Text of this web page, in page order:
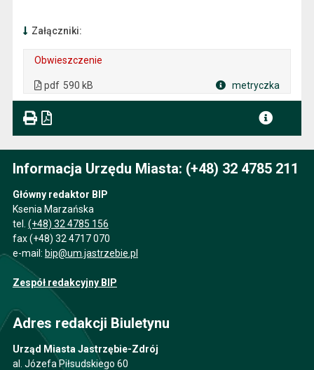
Załączniki:
Obwieszczenie
pdf 590 kB metryczka
Informacja Urzędu Miasta: (+48) 32 4785 211
Główny redaktor BIP
Ksenia Marzańska
tel. (+48) 32 4785 156
fax (+48) 32 4717 070
e-mail: bip@um.jastrzebie.pl
Zespół redakcyjny BIP
Adres redakcji Biuletynu
Urząd Miasta Jastrzębie-Zdrój
al. Józefa Piłsudskiego 60